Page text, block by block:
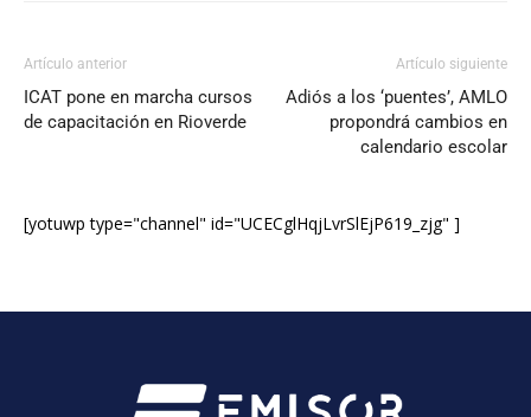
Artículo anterior
ICAT pone en marcha cursos
de capacitación en Rioverde
Artículo siguiente
Adiós a los ‘puentes’, AMLO
propondrá cambios en
calendario escolar
[yotuwp type="channel" id="UCECglHqjLvrSlEjP619_zjg" ]